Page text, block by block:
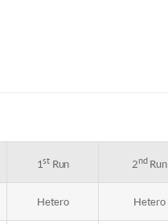
1stRun 2ndRun
Hetero Hetero